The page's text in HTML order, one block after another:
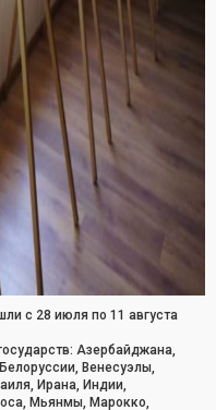
с 28 июля по 11 августа
Азербайджана,
Венесуэлы,
Ирана, Индии,
Мьянмы, Марокко,